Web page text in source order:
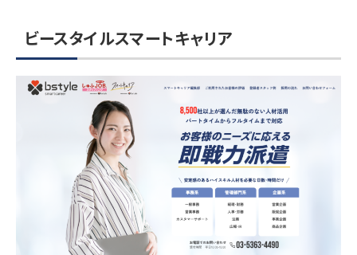
ビースタイルスマートキャリア